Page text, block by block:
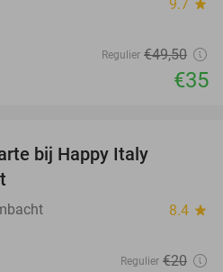
9.7 star
Regulier €49,50
€35
bij Happy Italy
8.4 star
Regulier €20